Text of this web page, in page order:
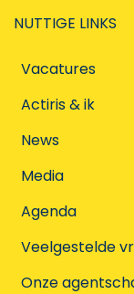
NUTTIGE LINKS
Vacatures
Actiris & ik
News
Media
Agenda
Veelgestelde
Onze